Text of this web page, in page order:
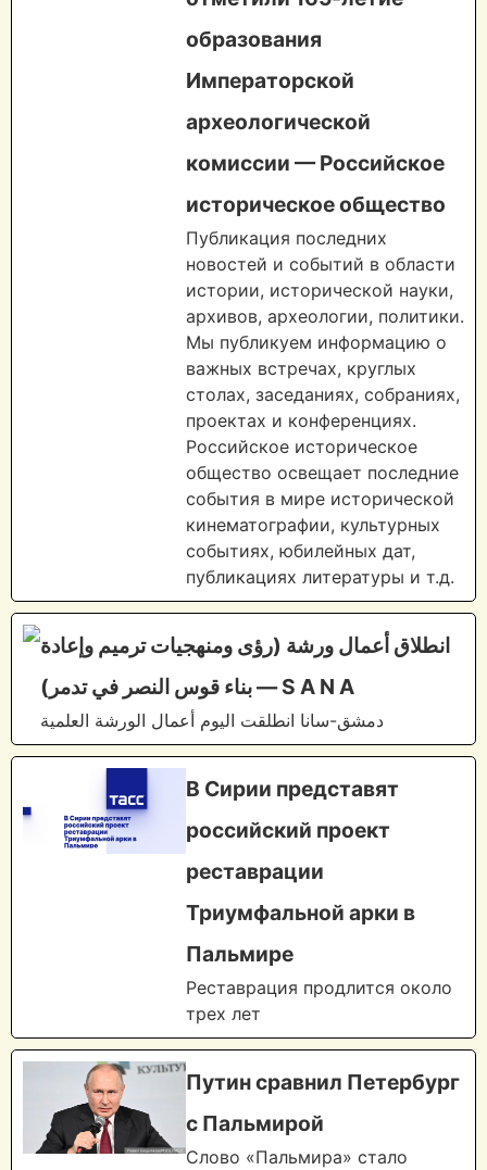
образования
Императорской
археологической
комиссии — Российское
историческое общество
Публикация последних
новостей и событий в области
истории, исторической науки,
архивов, археологии, политики.
Мы публикуем информацию о
важных встречах, круглых
столах, заседаниях, собраниях,
проектах и конференциях.
Российское историческое
общество освещает последние
события в мире исторической
кинематографии, культурных
событиях, юбилейных дат,
публикациях литературы и т.д.
انطلاق أعمال ورشة (رؤى ومنهجيات ترميم وإعادة
بناء قوس النصر في تدمر) — S A N A
دمشق-سانا انطلقت اليوم أعمال الورشة العلمية
В Сирии представят
российский проект
реставрации
Триумфальной арки в
Пальмире
Реставрация продлится около
трех лет
Путин сравнил Петербург
с Пальмирой
Слово «Пальмира» стало